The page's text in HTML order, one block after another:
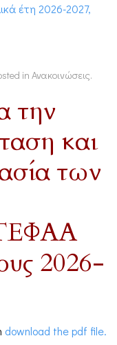
έτη 2026-2027,
in Ανακοινώσεις.
την
και
των
2026-
download the pdf file.